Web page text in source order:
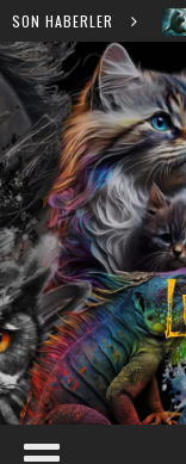
SON HABERLER